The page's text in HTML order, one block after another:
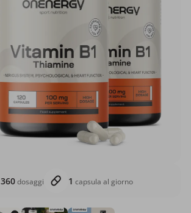
360dosaggi 1 capsula al giorno